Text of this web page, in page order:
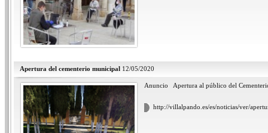
Apertura del cementerio municipal 12/05/2020
Anuncio Apertura al público del
http://villalpando.es/es/noticias/ver/